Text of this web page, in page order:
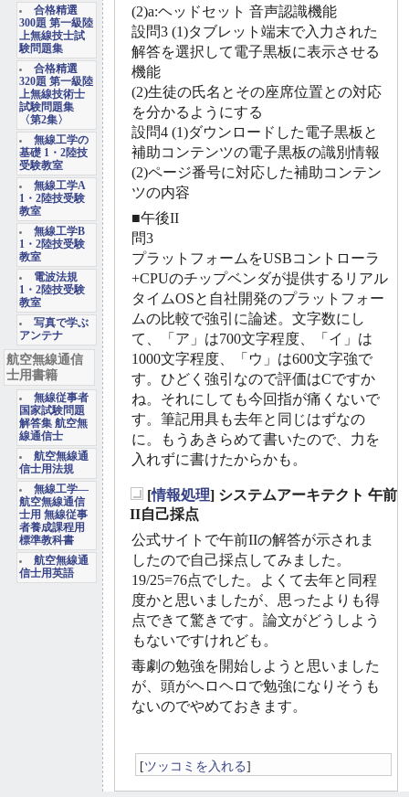
(2)a:ヘッドセット 音声認識機能
設問3 (1)タブレット端末で入力された
解答を選択して電子黒板に表示させる
機能
(2)生徒の氏名とその座席位置との対応
を分かるようにする
設問4 (1)ダウンロードした電子黒板と
補助コンテンツの電子黒板の識別情報
(2)ページ番号に対応した補助コンテン
ツの内容
■午後II
問3
プラットフォームをUSBコントローラ
+CPUのチップベンダが提供するリアル
タイムOSと自社開発のプラットフォー
ムの比較で強引に論述。文字数にし
て、「ア」は700文字程度、「イ」は
1000文字程度、「ウ」は600文字強で
す。ひどく強引なので評価はCですか
ね。それにしても今回指が痛くないで
す。筆記用具も去年と同じはずなの
に。もうあきらめて書いたので、力を
入れずに書けたからかも。
[情報処理] システムアーキテクト 午前
II自己採点
公式サイトで午前IIの解答が示されま
したので自己採点してみました。
19/25=76点でした。よくて去年と同程
度かと思いましたが、思ったよりも得
点できて驚きです。論文がどうしよう
もないですけれども。
毒劇の勉強を開始しようと思いました
が、頭がヘロヘロで勉強になりそうも
ないのでやめておきます。
[ツッコミを入れる]
合格精選
300題 第一級陸
上無線技士試
験問題集
合格精選
320題 第一級陸
上無線技術士
試験問題集
〈第2集〉
無線工学の
基礎 1・2陸技
受験教室
無線工学A
1・2陸技受験
教室
無線工学B
1・2陸技受験
教室
電波法規
1・2陸技受験
教室
写真で学ぶ
アンテナ
航空無線通信
士用書籍
無線従事者
国家試験問題
解答集 航空無
線通信士
航空無線通
信士用法規
無線工学―
航空無線通信
士用 無線従事
者養成課程用
標準教科書
航空無線通
信士用英語